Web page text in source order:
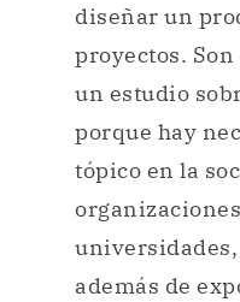
diseñar un
proyectos.
un estudio
porque hay
tópico en la
además de